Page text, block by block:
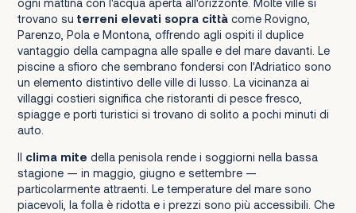
trovano su terreni elevati sopra cittàcome Rovigno,
Parenzo, Pola e Montona, offrendo agli ospiti il duplice
vantaggio della campagna alle spalle e del mare davanti. Le
piscine a sfioro che sembrano fondersi con l'Adriatico sono
un elemento distintivo delle ville di lusso. La vicinanza ai
villaggi costieri significa che ristoranti di pesce fresco,
spiagge e porti turistici si trovano di solito a pochi minuti di
auto.
Il clima mite della penisola rende i soggiorni nella bassa
stagione — in maggio, giugno e settembre —
particolarmente attraenti. Le temperature del mare sono
piacevoli, la folla è ridotta e i prezzi sono più accessibili. Che